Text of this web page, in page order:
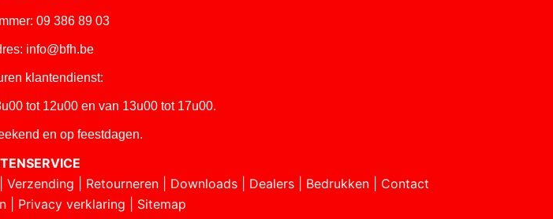
09 386 89 03
info@bfh.be
klantendienst:
tot 12u00 en van 13u00 tot 17u00.
en op feestdagen.
Verzending Retourneren Downloads Dealers Bedrukken
Contact
| Privacy verklaring
Sitemap